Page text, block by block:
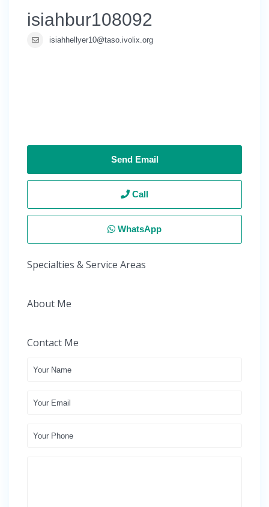
isiahbur108092
isiahhellyer10@taso.ivolix.org
Send Email
Call
WhatsApp
Specialties & Service Areas
About Me
Contact Me